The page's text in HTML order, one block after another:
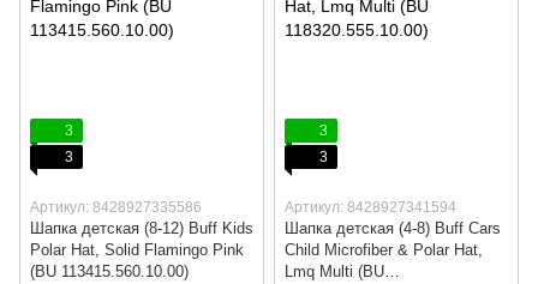
3
3
Артикул: 8428927335586
Шапка детская (8-12) Buff Kids
Polar Hat, Solid Flamingo Pink
(BU 113415.560.10.00)
3
3
Артикул: 8428927341594
Шапка детская (4-8) Buff Cars
Child Microfiber & Polar Hat,
Lmq Multi (BU